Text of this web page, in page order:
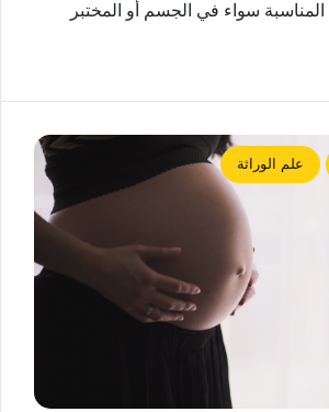
سواء في الجسم أو المختبر
علم الوراثة